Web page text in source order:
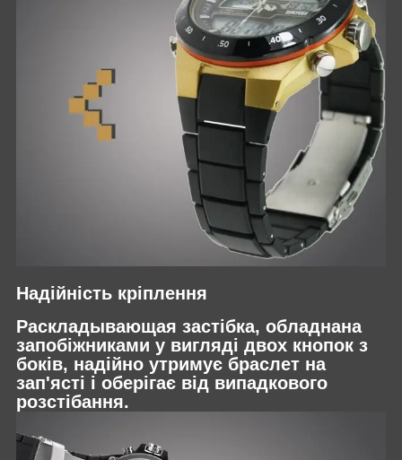
Надійність кріплення
Раскладывающая застібка, обладнана
запобіжниками у вигляді двох кнопок з
боків, надійно утримує браслет на
зап'ясті і оберігає від випадкового
розстібання.